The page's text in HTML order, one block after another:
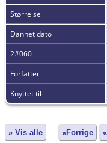
Størrelse
Dannet dato
2#060
Forfatter
Knyttet til
» Vis alle «Forrige